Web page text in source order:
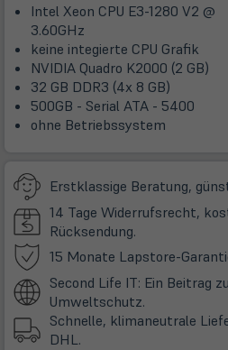
Intel Xeon CPU E3-1280 V2 @
3.60GHz
keine integierte CPU Grafik
NVIDIA Quadro K2000 (2 GB)
32 GB DDR3 (4x 8 GB)
500GB - Serial ATA - 5400
ohne Betriebssystem
Erstklassige Beratung,
14 Tage Widerrufsrecht,
Rücksendung.
15 Monate Lapstore-
Second Life IT: Ein Beitrag
Umweltschutz.
Schnelle, klimaneutrale
DHL.